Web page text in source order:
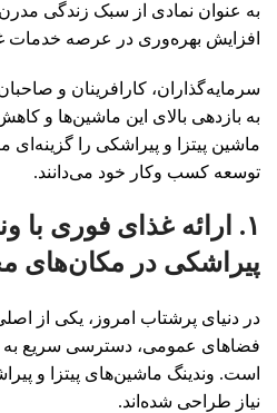
به عنوان نمادی از سبک زندگی
افزایش بهره‌وری در عرصه خدمات
سرمایه‌گذاران، کارافرینان و
به بازدهی بالای این ماشین‌ها و
ماشین پیتزا و پیراشکی را گزینه‌ای
توسعه کسب ‌وکار خود می‌دانند.
۱. ارائه غذای فوری با
پیراشکی در مکان‌های
در دنیای پرشتاب امروز، یکی از
فضاهای عمومی، دسترسی سریع به
است. وندینگ ماشین‌های پیتزا و
نیاز طراحی شده‌اند.